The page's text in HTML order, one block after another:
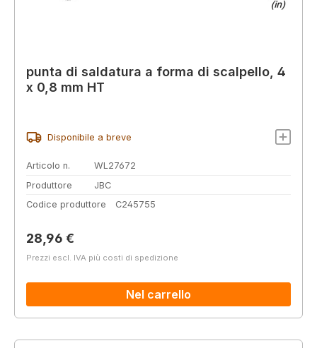
punta di saldatura a forma di scalpello, 4
x 0,8 mm HT
Disponibile a breve
Articolo n.
WL27672
Produttore
JBC
Codice produttore
C245755
Prezzo normale:
28,96 €
Prezzi escl. IVA più costi di spedizione
Nel carrello